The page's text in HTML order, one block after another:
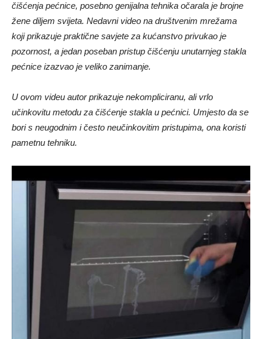
čišćenja pećnice, posebno genijalna tehnika očarala je brojne
žene diljem svijeta. Nedavni video na društvenim mrežama
koji prikazuje praktične savjete za kućanstvo privukao je
pozornost, a jedan poseban pristup čišćenju unutarnjeg stakla
pećnice izazvao je veliko zanimanje.
U ovom videu autor prikazuje nekompliciranu, ali vrlo
učinkovitu metodu za čišćenje stakla u pećnici. Umjesto da se
bori s neugodnim i često neučinkovitim pristupima, ona koristi
pametnu tehniku.